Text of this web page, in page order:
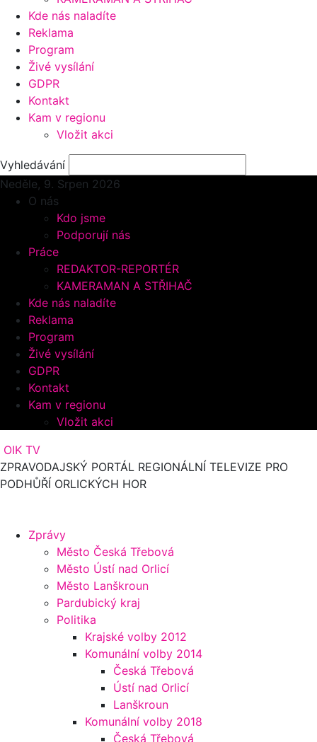
Kde nás naladíte
Reklama
Program
Živé vysílání
GDPR
Kontakt
Kam v regionu
Vložit akci
Vyhledávání
Neděle, 9. Srpen 2026
O nás
Kdo jsme
Podporují nás
Práce
REDAKTOR-REPORTÉR
KAMERAMAN A STŘIHAČ
Kde nás naladíte
Reklama
Program
Živé vysílání
GDPR
Kontakt
Kam v regionu
Vložit akci
OIK TV
ZPRAVODAJSKÝ PORTÁL REGIONÁLNÍ TELEVIZE PRO
PODHŮŘÍ ORLICKÝCH HOR
Zprávy
Město Česká Třebová
Město Ústí nad Orlicí
Město Lanškroun
Pardubický kraj
Politika
Krajské volby 2012
Komunální volby 2014
Česká Třebová
Ústí nad Orlicí
Lanškroun
Komunální volby 2018
Česká Třebová